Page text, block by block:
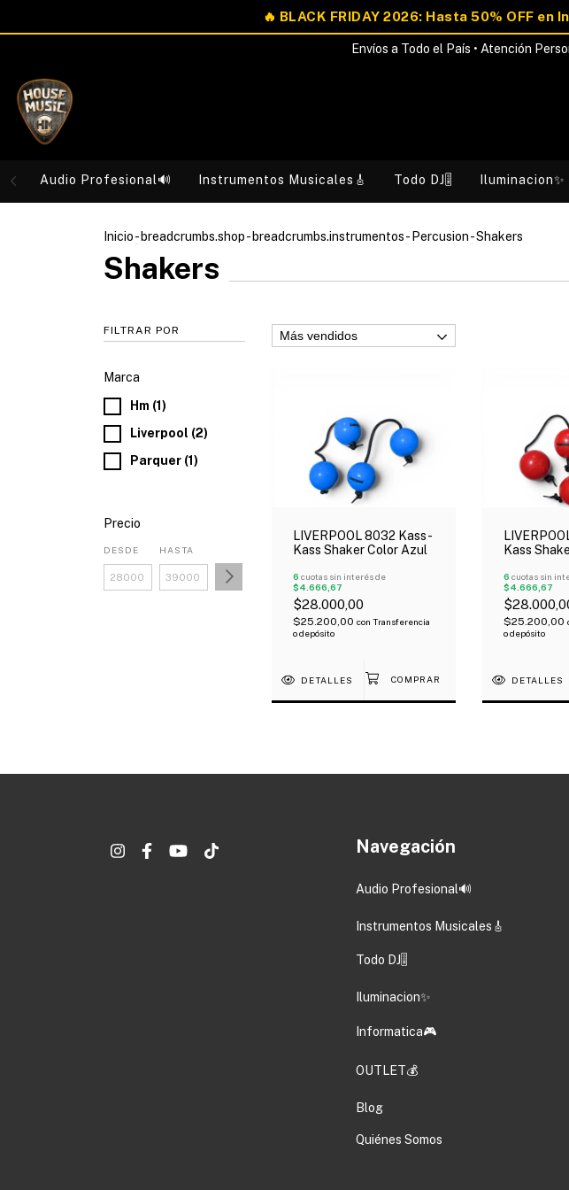
Envíos a Todo el País • Atención
Audio Profesional🔊 Instrumentos Musicales🎸 Todo DJ🎚️ Iluminacion✨
Inicio- breadcrumbs.shop- breadcrumbs.instrumentos- Percusion-Shakers
Shakers
FILTRAR POR
Marca
Hm (1)
Liverpool (2)
Parquer (1)
Precio
DESDE HASTA
LIVERPOOL 8032 Kass-
Kass Shaker Color Azul
6 cuotas sin interés de
$4.666,67
$28.000,00
$25.200,00 con Transferencia
o depósito
DETALLES
Kass
6 cuotas sin
$4.666,67
$25.200,00
o depósito
DETALLES
Navegación
Audio Profesional🔊
Instrumentos Musicales🎸
Todo DJ🎚️
Iluminacion✨
Informatica🎮
OUTLET💰
Blog
Quiénes Somos